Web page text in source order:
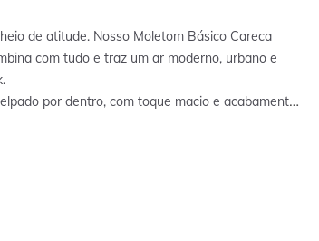
de atitude. Nosso Moletom Básico Careca
com tudo e traz um ar moderno, urbano e
por dentro, com toque macio e acabamento
ideal entre aquecimento e conforto. A